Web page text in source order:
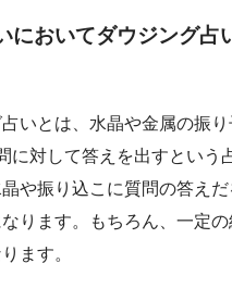
においてダウジング占
いとは、水晶や金属の振
に対して答えを出すという
や振り込こに質問の答え
ります。もちろん、一定
ます。